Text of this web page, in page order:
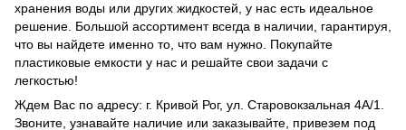
хранения воды или других жидкостей, у нас есть идеальное
решение. Большой ассортимент всегда в наличии, гарантируя,
что вы найдете именно то, что вам нужно. Покупайте
пластиковые емкости у нас и решайте свои задачи с
легкостью!
Ждем Вас по адресу: г. Кривой Рог, ул. Старовокзальная 4А/1.
Звоните, узнавайте наличие или заказывайте, привезем под